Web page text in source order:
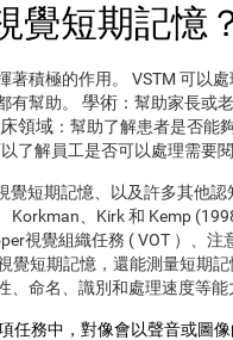
覺短期記憶
積極的作用。 VSTM 可以
有幫助。 學術 ：幫助家長或
領域 ：幫助了解患者是否能
以了解員工是否可以處理需要
覺短期記憶、以及許多其他
、Kirk 和 Kemp
視覺組織任務 ( VOT ）、注
覺短期記憶，還能測量短期
命名、識別和處理速度等能
項任務中，對像會以聲音或圖